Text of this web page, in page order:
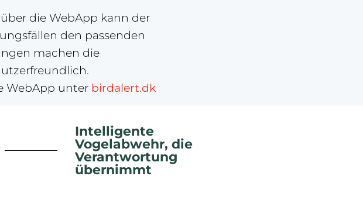
die WebApp kann der
den passenden
machen die
WebApp unter birdalert.dk
Intelligente
Vogelabwehr, die
Verantwortung
übernimmt